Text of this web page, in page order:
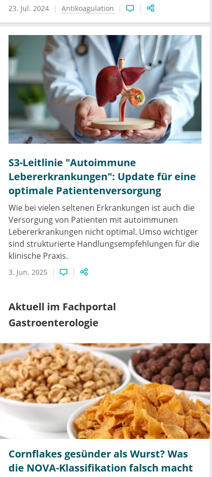
23. Jul. 2024
Antikoagulation
S3-Leitlinie "Autoimmune
Lebererkrankungen": Update für eine
optimale Patientenversorgung
Wie bei vielen seltenen Erkrankungen ist auch die
Versorgung von Patienten mit autoimmunen
Lebererkrankungen nicht optimal. Umso wichtiger
sind strukturierte Handlungsempfehlungen für die
klinische Praxis.
3. Jun. 2025
Aktuell im Fachportal
Gastroenterologie
Cornflakes gesünder als Wurst? Was
die NOVA-Klassifikation falsch macht